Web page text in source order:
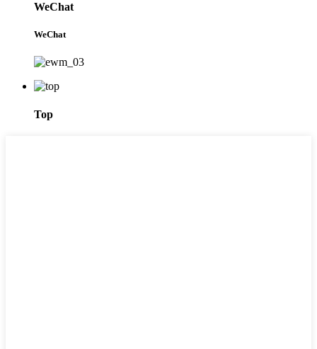
WeChat
WeChat
Top